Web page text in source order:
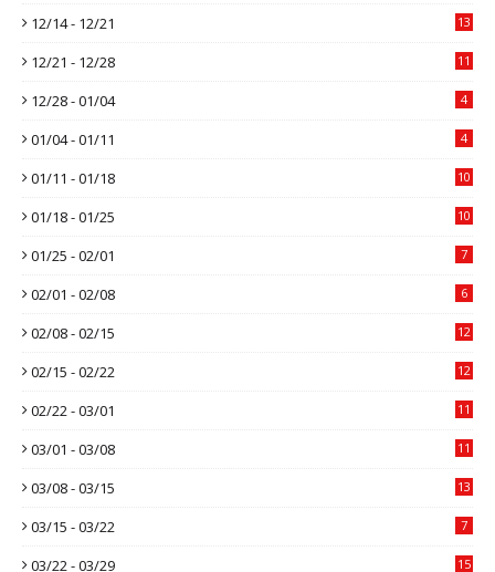
12/14 - 12/21 13
12/21 - 12/28 11
12/28 - 01/04 4
01/04 - 01/11 4
01/11 - 01/18 10
01/18 - 01/25 10
01/25 - 02/01 7
02/01 - 02/08 6
02/08 - 02/15 12
02/15 - 02/22 12
02/22 - 03/01 11
03/01 - 03/08 11
03/08 - 03/15 13
03/15 - 03/22 7
03/22 - 03/29 15